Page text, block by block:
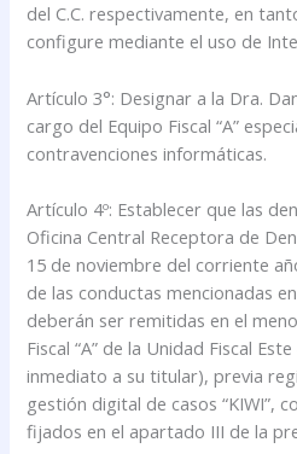
del C.C. respectivamente, en
configure mediante el uso de
Artículo 3°: Designar a la Dra.
cargo del Equipo Fiscal “A”
contravenciones informáticas.
Artículo 4º: Establecer que las
Oficina Central Receptora de
15 de noviembre del corriente
de las conductas mencionadas
deberán ser remitidas en el
Fiscal “A” de la Unidad Fiscal
inmediato a su titular), previa
gestión digital de casos “KIWI”,
fijados en el apartado III de la